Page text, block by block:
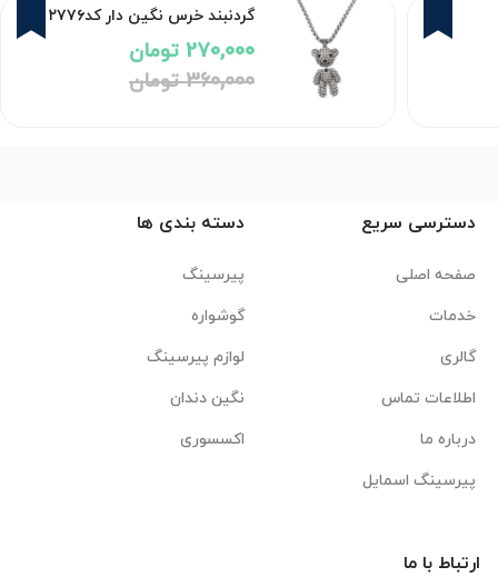
گردنبند خرس نگین دار کد۲۷۷۶
270,000 تومان
360,000 تومان
دسترسی سریع
صفحه اصلی
خدمات
گالری
اطلاعات تماس
درباره ما
پیرسینگ اسمایل
دسته بندی ها
پیرسینگ
گوشواره
لوازم پیرسینگ
نگین دندان
اکسسوری
ارتباط با ما